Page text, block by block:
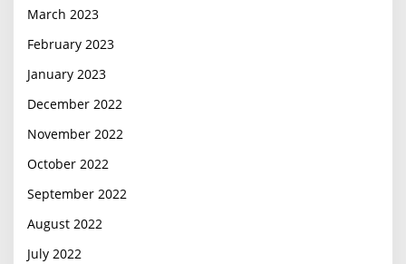
March 2023
February 2023
January 2023
December 2022
November 2022
October 2022
September 2022
August 2022
July 2022